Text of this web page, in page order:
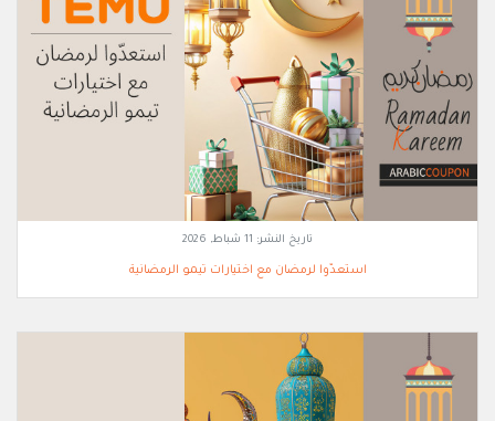
تاريخ النشر: 11 شباط, 2026
استعدّوا لرمضان مع اختيارات تيمو الرمضانية